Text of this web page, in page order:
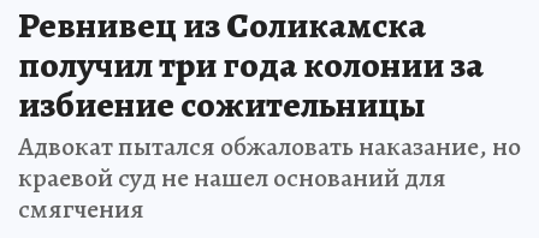
Ревнивец из Соликамска
получил три года колонии за
избиение сожительницы
Адвокат пытался обжаловать наказание, но
краевой суд не нашел оснований для
смягчения